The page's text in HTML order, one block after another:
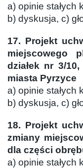
a) opinie stałych
b) dyskusja, c)
17. Projekt
miejscowego
działek nr 3/
miasta Pyrzyce
a) opinie stałych
b) dyskusja, c)
18. Projekt
zmiany
dla części
a) opinie stałych